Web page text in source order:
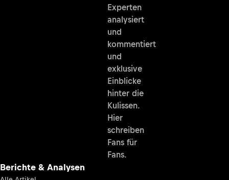
Experten
analysiert
und
kommentiert
und
exklusive
Einblicke
hinter die
Kulissen.
Hier
schreiben
Fans für
Fans.
Berichte & Analysen